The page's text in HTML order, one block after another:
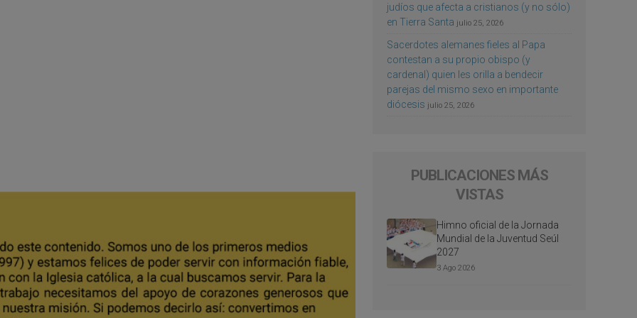
judíos que afecta a cristianos (y no sólo)
en Tierra Santa julio 25, 2026
Sacerdotes alemanes fieles al Papa
contestan a su propio obispo (y
cardenal) quien les orilla a bendecir
parejas del mismo sexo en importante
diócesis julio 25, 2026
PUBLICACIONES MÁS
VISTAS
Himno oficial de la Jornada
Mundial de la Juventud Seúl
2027
3 Ago 2026